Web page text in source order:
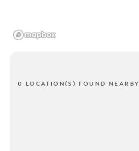
0 LOCATION(S) FOUND NEARBY